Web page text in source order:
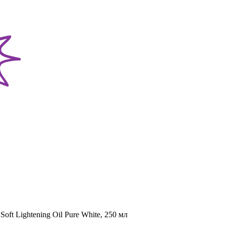
Lightening Oil Pure White, 250 мл